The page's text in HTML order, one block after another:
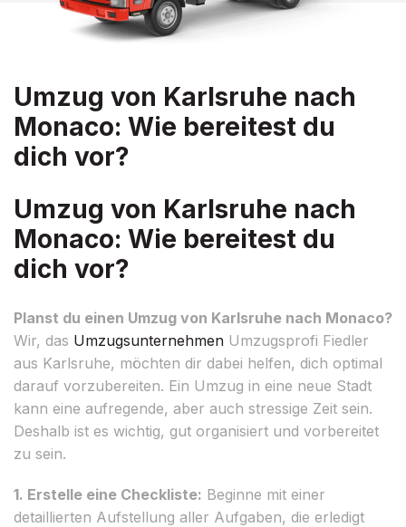
Umzug von Karlsruhe nach
Monaco: Wie bereitest du
dich vor?
Umzug von Karlsruhe nach
Monaco: Wie bereitest du
dich vor?
Planst du einen Umzug von Karlsruhe nach Monaco?
Wir, das Umzugsunternehmen Umzugsprofi Fiedler
aus Karlsruhe, möchten dir dabei helfen, dich optimal
darauf vorzubereiten. Ein Umzug in eine neue Stadt
kann eine aufregende, aber auch stressige Zeit sein.
Deshalb ist es wichtig, gut organisiert und vorbereitet
zu sein.
1. Erstelle eine Checkliste: Beginne mit einer
detaillierten Aufstellung aller Aufgaben, die erledigt